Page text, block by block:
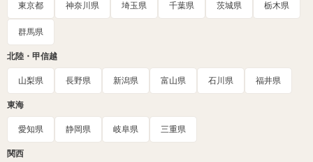
東京都 神奈川県 埼玉県 千葉県 茨城県 栃木県
群馬県
北陸・甲信越
山梨県 長野県 新潟県 富山県 石川県 福井県
東海
愛知県 静岡県 岐阜県 三重県
関西